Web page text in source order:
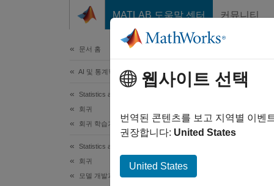
MATLAB 도움말 센터 커뮤니티
문서 홈
AI 및 통계학
Statistics and Machine Learning Toolbox
회귀
회귀 학습기 앱
Statistics and Machine Learning Toolbox
회귀
모델 개발과 평가
회
회귀
웹사이트 선택
번역된 콘텐츠를 보고 지역별 이벤
권장합니다: United States
United States